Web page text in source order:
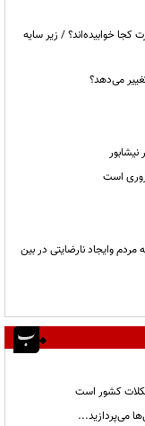
خوابیده‌اند؟ / زیر سایه
می‌دهد؟
است
وایجاد نارضایتی در بین
کشور است